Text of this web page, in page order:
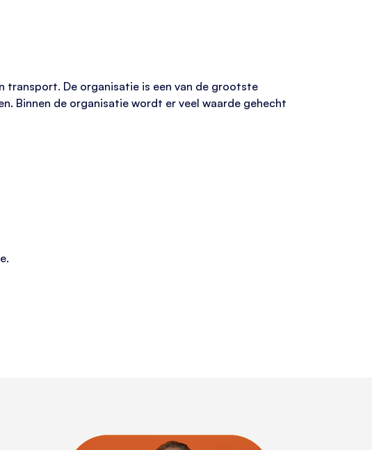
transport. De organisatie is een van de grootste
Binnen de organisatie wordt er veel waarde gehecht